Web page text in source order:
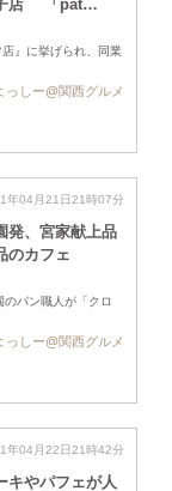
子店 「pat…
』に挙げられ、同業
っしー@関西グルメ
年04月21日21時07分
発、宮家献上品
のカフェ
パン職人が「クロ
っしー@関西グルメ
年04月22日21時42分
キやパフェが人